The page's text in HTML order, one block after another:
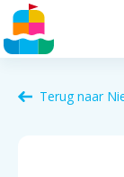
Terug naar